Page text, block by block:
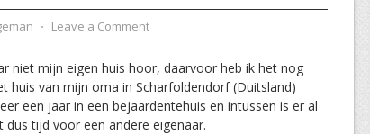
⋅ Leave a Comment
niet mijn eigen huis hoor, daarvoor heb ik het nog
huis van mijn oma in Scharfoldendorf (Duitsland)
een jaar in een bejaardentehuis en intussen is er al
tijd voor een andere eigenaar.